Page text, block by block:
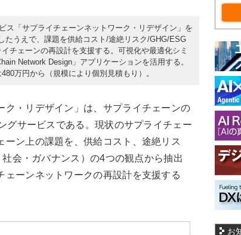
ス「サプライチェーンネットワーク・リデザイン」を
たうえで、課題を供給コスト/途絶リスク/GHG/ESG
チェーンの再設計を支援する。可視化や最適化シミ
Network Design」アプリケーションを活用する。
万円から（規模により個別見積もり）。
・リデザイン」は、サプライチェーンの
グサービスである。現状のサプライチェー
ン上の課題を、供給コスト、途絶リス
会・ガバナンス）の4つの観点から抽出
ェーンネットワークの再設計を支援する
お